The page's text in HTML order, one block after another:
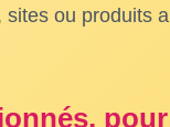
ou produits